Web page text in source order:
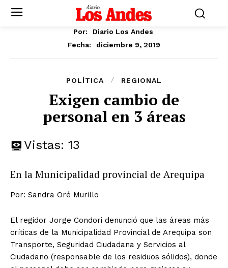
Por:
Diario Los Andes
Fecha:
diciembre 9, 2019
POLÍTICA REGIONAL
Exigen cambio de
personal en 3 áreas
Vistas: 13
En la Municipalidad provincial de Arequipa
Por: Sandra Oré Murillo
El regidor Jorge Condori denunció que las áreas más
críticas de la Municipalidad Provincial de Arequipa son
Transporte, Seguridad Ciudadana y Servicios al
Ciudadano (responsable de los residuos sólidos), donde